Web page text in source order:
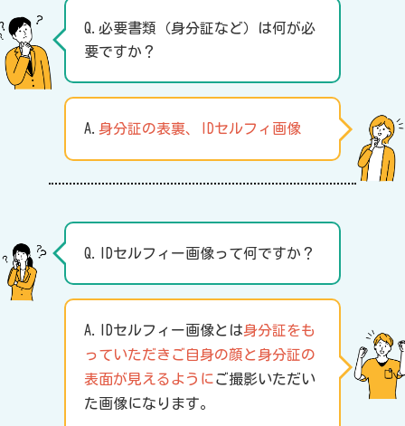
Q.必要書類（身分証など）は何が必
要ですか？
A. 身分証の表裏、IDセルフィ画像
Q.IDセルフィー画像って何ですか？
A.IDセルフィー画像とは身分証をも
っていただきご自身の顔と身分証の
表面が見えるようにご撮影いただい
た画像になります。